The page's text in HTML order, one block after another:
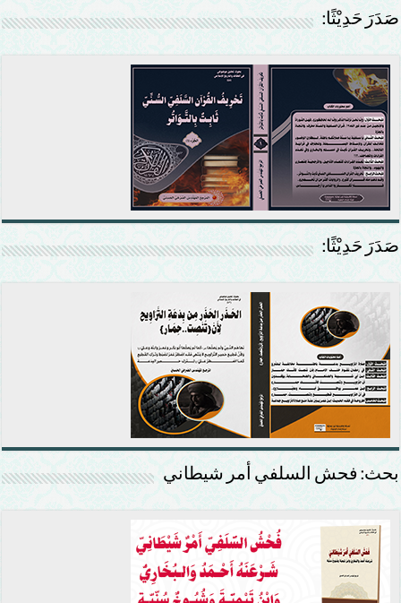
صَدَرَ حَدِيْثًا:
صَدَرَ حَدِيْثًا:
بحث: فحش السلفي أمر شيطاني